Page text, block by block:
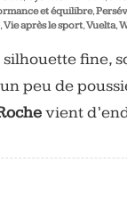
et équilibre,
,Vie après le sport,Vuelta,
silhouette fine,
peu de
vient